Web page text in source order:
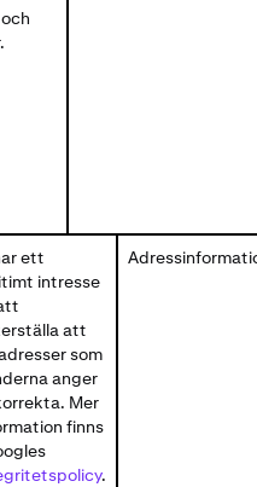
ett
intresse
att
som
anger
Mer
finns
.